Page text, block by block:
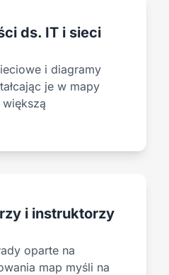
ds. IT i sieci
i diagramy
je w mapy
i instruktorzy
oparte na
map myśli na